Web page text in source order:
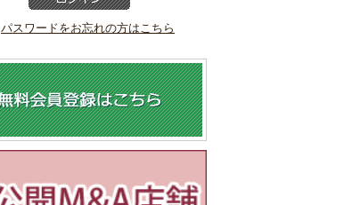
パスワードをお忘れの方はこちら